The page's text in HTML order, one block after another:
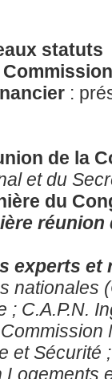
statuts
:
de la
et du
du
experts et
nationales
; C.A.P.N.
et Sécurité